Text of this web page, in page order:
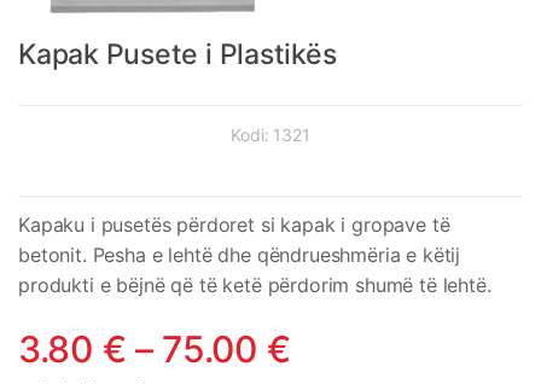
Kapak Pusete i Plastikës
Kodi: 1321
Kapaku i pusetës përdoret si kapak i gropave të
betonit. Pesha e lehtë dhe qëndrueshmëria e këtij
produkti e bëjnë që të ketë përdorim shumë të lehtë.
3.80 € – 75.00 €